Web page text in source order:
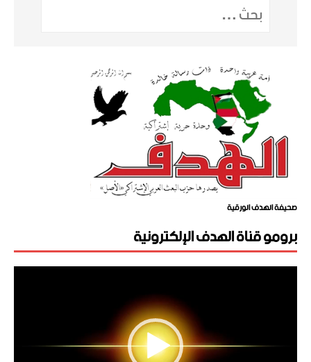
صحيفة الهدف الورقية
برومو قناة الهدف الإلكترونية
مشغل